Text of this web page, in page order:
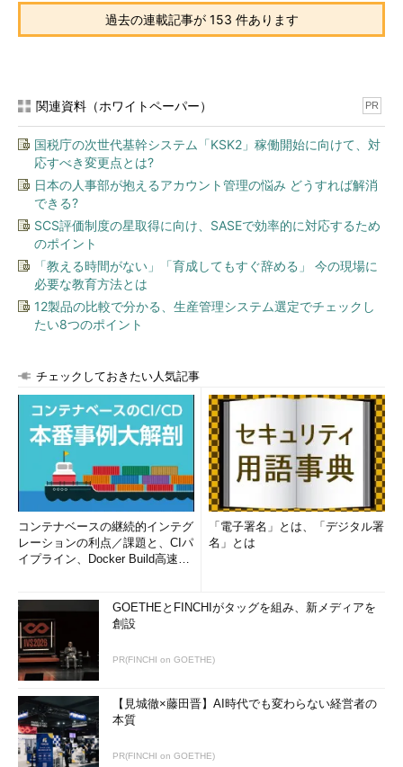
過去の連載記事が 153 件あります
関連資料（ホワイトペーパー） PR
国税庁の次世代基幹システム「KSK2」稼働開始に向けて、対
応すべき変更点とは?
日本の人事部が抱えるアカウント管理の悩み どうすれば解消
できる?
SCS評価制度の星取得に向け、SASEで効率的に対応するため
のポイント
「教える時間がない」「育成してもすぐ辞める」 今の現場に
必要な教育方法とは
12製品の比較で分かる、生産管理システム選定でチェックし
たい8つのポイント
チェックしておきたい人気記事
コンテナベースの継続的インテグ
レーションの利点／課題と、CIパ
イプライン、Docker Build高速化
「電子署名」とは、「デジタル署
名」とは
GOETHEとFINCHIがタッグを組み、新メディアを
創設
PR(FINCHI on GOETHE)
【見城徹×藤田晋】AI時代でも変わらない経営者の
本質
PR(FINCHI on GOETHE)